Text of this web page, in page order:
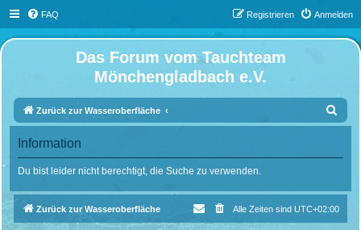
FAQ Anmelden
Registrieren
Das Forum vom Tauchteam
Mönchengladbach e.V.
Zurück zur Wasseroberfläche
u
Information
Du bist leider nicht berechtigt, die Suche zu verwenden.
Zurück zur Wasseroberfläche Alle Zeiten sind UTC+02:00